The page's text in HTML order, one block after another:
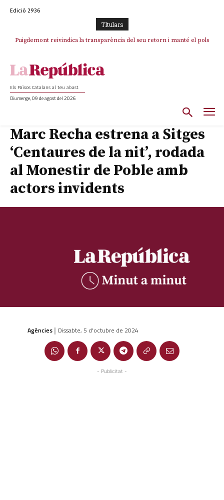
Edició 2936
TItulars
Puigdemont reivindica la transparència del seu retorn i manté el pols
Els Països Catalans al teu abast
Diumenge, 09 de agost del 2026
Marc Recha estrena a Sitges
‘Centaures de la nit’, rodada
al Monestir de Poble amb
actors invidents
Agències | Dissabte, 5 d'octubre de 2024
- Publicitat -